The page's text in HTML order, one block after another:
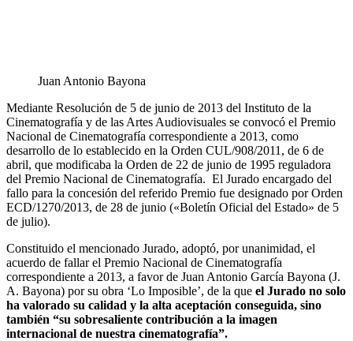
Juan Antonio Bayona
Mediante Resolución de 5 de junio de 2013 del Instituto de la
Cinematografía y de las Artes Audiovisuales se convocó el Premio
Nacional de Cinematografía correspondiente a 2013, como
desarrollo de lo establecido en la Orden CUL/908/2011, de 6 de
abril, que modificaba la Orden de 22 de junio de 1995 reguladora
del Premio Nacional de Cinematografía. El Jurado encargado del
fallo para la concesión del referido Premio fue designado por Orden
ECD/1270/2013, de 28 de junio («Boletín Oficial del Estado» de 5
de julio).
Constituido el mencionado Jurado, adoptó, por unanimidad, el
acuerdo de fallar el Premio Nacional de Cinematografía
correspondiente a 2013, a favor de Juan Antonio García Bayona (J.
A. Bayona) por su obra ‘Lo Imposible’, de la que el Jurado no solo
ha valorado su calidad y la alta aceptación conseguida, sino
también “su sobresaliente contribución a la imagen
internacional de nuestra cinematografía”.